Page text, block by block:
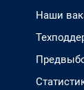
Наши